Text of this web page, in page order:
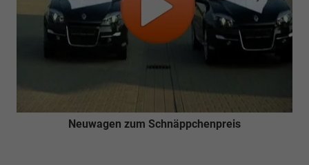
Neuwagen zum Schnäppchenpreis